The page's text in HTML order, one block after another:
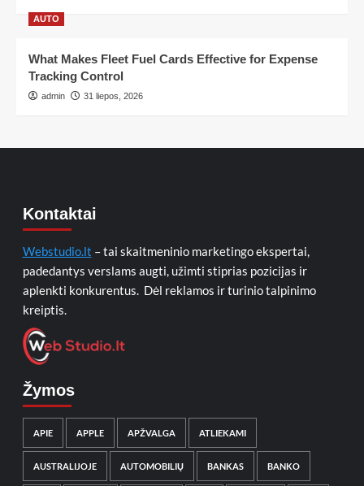
AUTO
What Makes Fleet Fuel Cards Effective for Expense
Tracking Control
admin 31 liepos, 2026
Kontaktai
Webstudio.lt – tai skaitmeninio marketingo ekspertai,
padedantys verslams augti, užimti stiprias pozicijas ir
aplenkti konkurentus. Dėl reklamos ir turinio talpinimo
kreiptis.
Žymos
APIE APPLE APŽVALGA ATLIEKAMI
AUSTRALIJOJE AUTOMOBILIŲ BANKAS BANKO